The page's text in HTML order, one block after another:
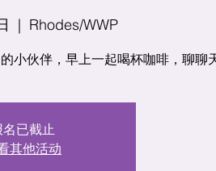
  |
Rhodes/WWP
小伙伴，早上一起喝杯咖啡，聊聊天
名已截止
其他活动